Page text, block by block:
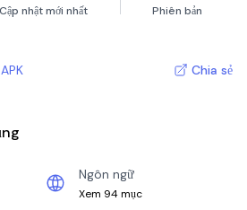
Cập nhật mới nhất Phiên bản
Chia sẻ
Ngôn ngữ
Xem 94 mục